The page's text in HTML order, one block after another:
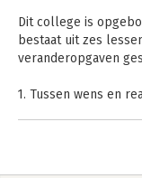
Dit college is
bestaat uit zes
veranderopgaven
1. Tussen wens en